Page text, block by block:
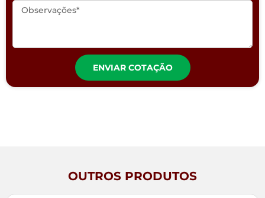
ENVIAR COTAÇÃO
OUTROS PRODUTOS